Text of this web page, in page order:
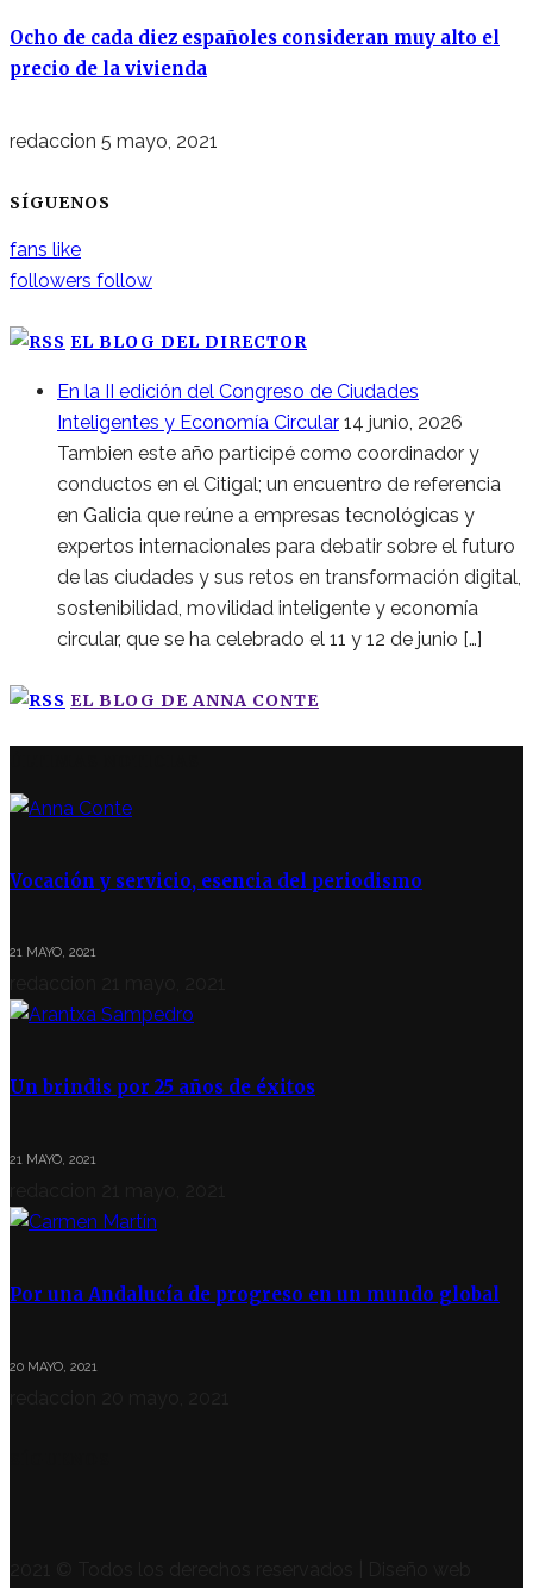
Ocho de cada diez españoles consideran muy alto el
precio de la vivienda
redaccion 5 mayo, 2021
SÍGUENOS
fans like
followers follow
EL BLOG DEL DIRECTOR
En la II edición del Congreso de Ciudades
Inteligentes y Economía Circular 14 junio, 2026
Tambien este año participé como coordinador y
conductos en el Citigal; un encuentro de referencia
en Galicia que reúne a empresas tecnológicas y
expertos internacionales para debatir sobre el futuro
de las ciudades y sus retos en transformación digital,
sostenibilidad, movilidad inteligente y economía
circular, que se ha celebrado el 11 y 12 de junio […]
EL BLOG DE ANNA CONTE
Vocación y servicio, esencia del periodismo
21 MAYO, 2021
Un brindis por 25 años de éxitos
21 MAYO, 2021
Por una Andalucía de progreso en un mundo global
20 MAYO, 2021